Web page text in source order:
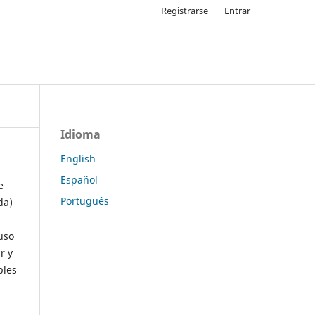
Registrarse Entrar
y
Idioma
English
Español
Português